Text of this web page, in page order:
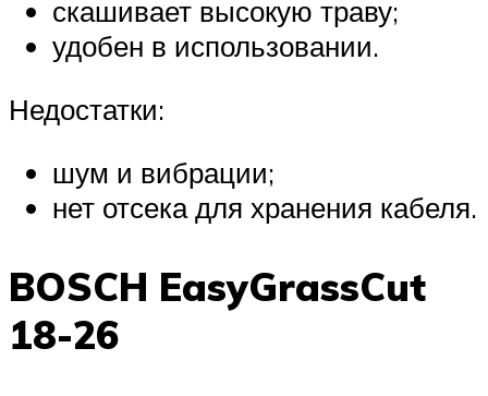
скашивает высокую траву;
удобен в использовании.
Недостатки:
шум и вибрации;
нет отсека для хранения кабеля.
BOSCH EasyGrassCut
18-26